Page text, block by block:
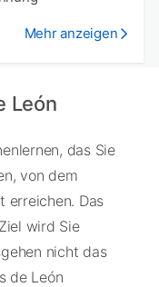
Mehr anzeigen
León
das Sie
von dem
erreichen. Das
wird Sie
nicht das
de León